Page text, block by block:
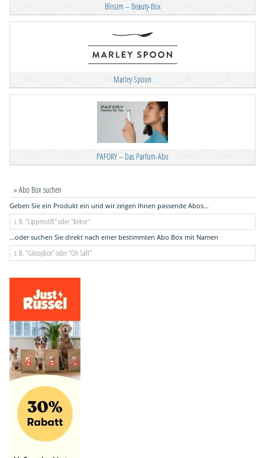
Blissim – Beauty-Box
Marley Spoon
PAFORY – Das Parfüm-Abo
» Abo Box suchen
Geben Sie ein Produkt ein und wir zeigen Ihnen passende Abos...
...oder suchen Sie direkt nach einer bestimmten Abo Box mit Namen